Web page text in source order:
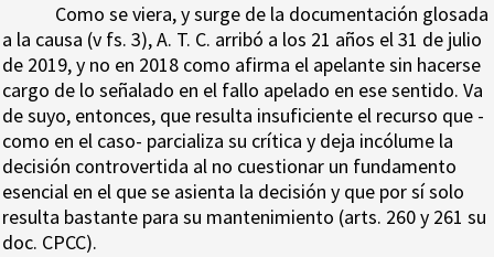
Como se viera, y surge de la documentación glosada
a la causa (v fs. 3), A. T. C. arribó a los 21 años el 31 de julio
de 2019, y no en 2018 como afirma el apelante sin hacerse
cargo de lo señalado en el fallo apelado en ese sentido. Va
de suyo, entonces, que resulta insuficiente el recurso que -
como en el caso- parcializa su crítica y deja incólume la
decisión controvertida al no cuestionar un fundamento
esencial en el que se asienta la decisión y que por sí solo
resulta bastante para su mantenimiento (arts. 260 y 261 su
doc. CPCC).